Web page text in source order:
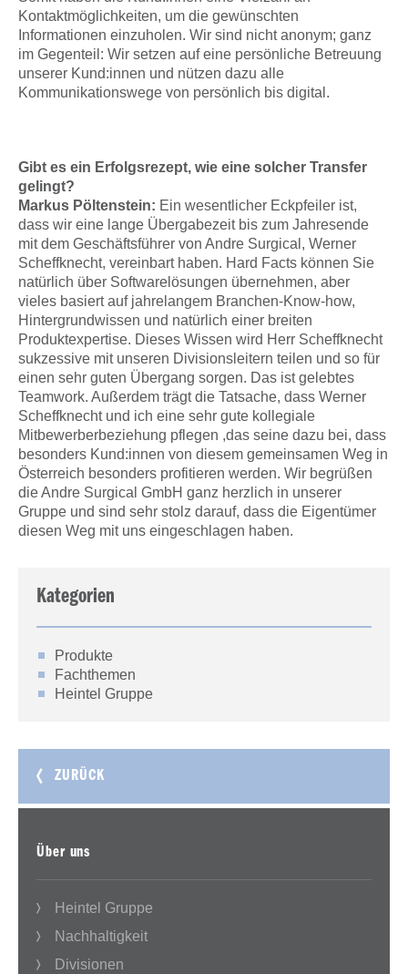
Kontaktmöglichkeiten, um die gewünschten
Informationen einzuholen. Wir sind nicht anonym; ganz
im Gegenteil: Wir setzen auf eine persönliche Betreuung
unserer Kund:innen und nützen dazu alle
Kommunikationswege von persönlich bis digital.
Gibt es ein Erfolgsrezept, wie eine solcher Transfer
gelingt?
Markus Pöltenstein: Ein wesentlicher Eckpfeiler ist,
dass wir eine lange Übergabezeit bis zum Jahresende
mit dem Geschäftsführer von Andre Surgical, Werner
Scheffknecht, vereinbart haben. Hard Facts können Sie
natürlich über Softwarelösungen übernehmen, aber
vieles basiert auf jahrelangem Branchen-Know-how,
Hintergrundwissen und natürlich einer breiten
Produktexpertise. Dieses Wissen wird Herr Scheffknecht
sukzessive mit unseren Divisionsleitern teilen und so für
einen sehr guten Übergang sorgen. Das ist gelebtes
Teamwork. Außerdem trägt die Tatsache, dass Werner
Scheffknecht und ich eine sehr gute kollegiale
Mitbewerberbeziehung pflegen ,das seine dazu bei, dass
besonders Kund:innen von diesem gemeinsamen Weg in
Österreich besonders profitieren werden. Wir begrüßen
die Andre Surgical GmbH ganz herzlich in unserer
Gruppe und sind sehr stolz darauf, dass die Eigentümer
diesen Weg mit uns eingeschlagen haben.
Kategorien
Produkte
Fachthemen
Heintel Gruppe
ZURÜCK
Über uns
Heintel Gruppe
Nachhaltigkeit
Divisionen